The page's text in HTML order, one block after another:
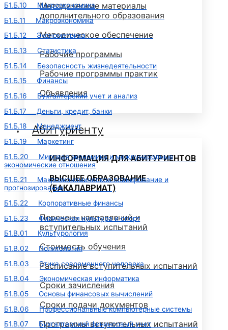
Методические материалы
дополнительного образования
Методическое обеспечение
Рабочие программы
Рабочие программы практик
Объявления
Абитуриенту
ИНФОРМАЦИЯ ДЛЯ АБИТУРИЕНТОВ
ВЫСШЕЕ ОБРАЗОВАНИЕ
(БАКАЛАВРИАТ)
Перечень направлений и
вступительных испытаний
Стоимость обучения
Расписание вступительных испытаний
Сроки зачисления
Сроки подачи документов
Программы вступительных испытаний
Б1.Б.10 Микроэкономика
Б1.Б.11 Макроэкономика
Б1.Б.12 Эконометрика
Б1.Б.13 Статистика
Б1.Б.14 Безопасность жизнедеятельности
Б1.Б.15 Финансы
Б1.Б.16 Бухгалтерский учет и анализ
Б1.Б.17 Деньги, кредит, банки
Б1.Б.18 Менеджмент
Б1.Б.19 Маркетинг
Б1.Б.20 Мировая экономика и международные
экономические отношения
Б1.Б.21 Макроэкономическое планирование и
прогнозирование
Б1.Б.22 Корпоративные финансы
Б1.Б.23 Физическая культура и спорт
Б1.В.01 Культурология
Б1.В.02 Политология
Б1.В.03 Этика современного человека
Б1.В.04 Экономическая информатика
Б1.В.05 Основы финансовых вычислений
Б1.В.06 Профессиональные компьютерные системы
Б1.В.07 Бухгалтерский финансовый учет